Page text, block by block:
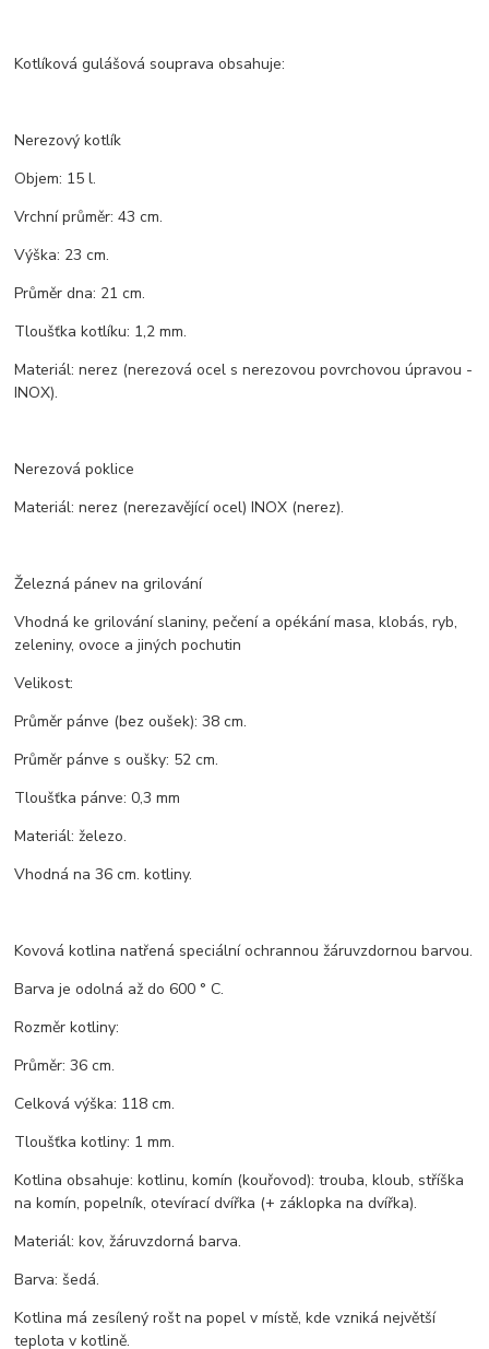
Kotlíková gulášová souprava obsahuje:
Nerezový kotlík
Objem: 15 l.
Vrchní průměr: 43 cm.
Výška: 23 cm.
Průměr dna: 21 cm.
Tloušťka kotlíku: 1,2 mm.
Materiál: nerez (nerezová ocel s nerezovou povrchovou úpravou -
INOX).
Nerezová poklice
Materiál: nerez (nerezavějící ocel) INOX (nerez).
Železná pánev na grilování
Vhodná ke grilování slaniny, pečení a opékání masa, klobás, ryb,
zeleniny, ovoce a jiných pochutin
Velikost:
Průměr pánve (bez oušek): 38 cm.
Průměr pánve s oušky: 52 cm.
Tloušťka pánve: 0,3 mm
Materiál: železo.
Vhodná na 36 cm. kotliny.
Kovová kotlina natřená speciální ochrannou žáruvzdornou barvou.
Barva je odolná až do 600 ° C.
Rozměr kotliny:
Průměr: 36 cm.
Celková výška: 118 cm.
Tloušťka kotliny: 1 mm.
Kotlina obsahuje: kotlinu, komín (kouřovod): trouba, kloub, stříška
na komín, popelník, otevírací dvířka (+ záklopka na dvířka).
Materiál: kov, žáruvzdorná barva.
Barva: šedá.
Kotlina má zesílený rošt na popel v místě, kde vzniká největší
teplota v kotlině.